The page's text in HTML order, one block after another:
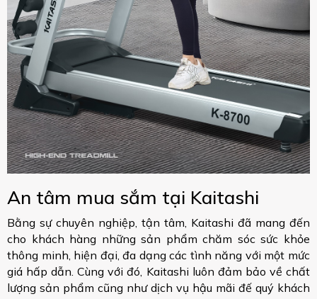
An tâm mua sắm tại Kaitashi
Bằng sự chuyên nghiệp, tận tâm, Kaitashi đã mang đến
cho khách hàng những sản phẩm chăm sóc sức khỏe
thông minh, hiện đại, đa dạng các tình năng với một mức
giá hấp dẫn. Cùng với đó, Kaitashi luôn đảm bảo về chất
lượng sản phẩm cũng như dịch vụ hậu mãi đế quý khách